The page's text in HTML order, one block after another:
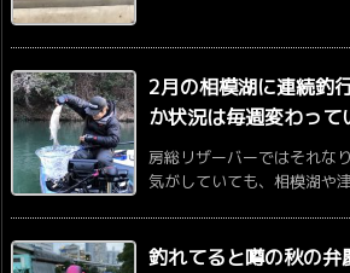
2月の相模湖に連続釣
か状況は毎週変わって
房総リザーバーではそれな
気がしていても、相模湖や
釣れてると噂の秋の弁